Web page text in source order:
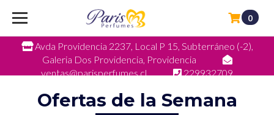
Avda Providencia 2237, Local P 15, Subterráneo (-2),
Galeria Dos Providencia, Providencia
ventas@parisperfumes.cl
229932709
0
Ofertas de la Semana